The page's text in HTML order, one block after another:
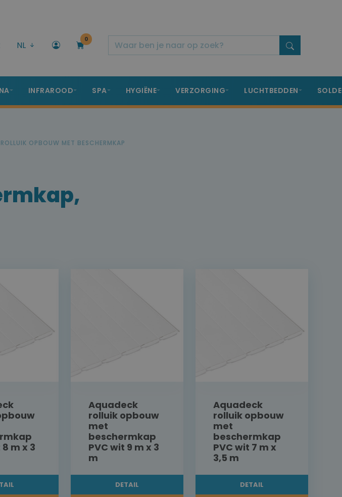
NL
0
INFRAROOD SPA HYGIËNE VERZORGING LUCHTBEDDEN
OPBOUW MET BESCHERMKAP
m x 3
Aquadeck
rolluik opbouw
met
beschermkap
PVC wit 9 m x 3
m
DETAIL
Aquadeck
rolluik opbouw
met
beschermkap
PVC wit 7 m x
3,5 m
DETAIL